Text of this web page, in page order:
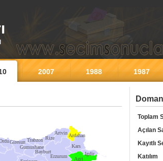
2007 1988 1987
Giresun
Gumushane
Trabzon Rize
Erzurum
Artvin
Kars
Agri
Bayburt
Ardahan
Igdir
Toplam
Açılan
Kayıtlı
Katılım